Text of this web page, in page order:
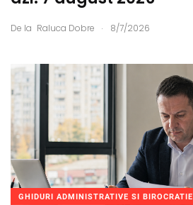
De la Raluca Dobre . 8/7/2026
GHIDURI ADMINISTRATIVE SI BIROCRATIE